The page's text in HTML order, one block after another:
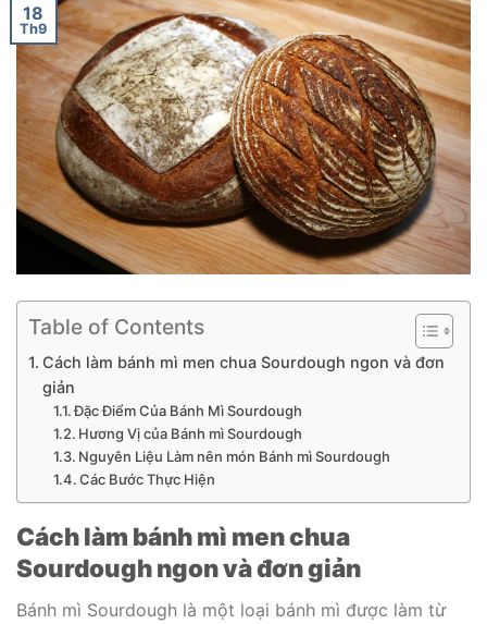
18
Th9
Table of Contents
Cách làm bánh mì men chua Sourdough ngon và đơn
giản
Đặc Điểm Của Bánh Mì Sourdough
Hương Vị của Bánh mì Sourdough
Nguyên Liệu Làm nên món Bánh mì Sourdough
Các Bước Thực Hiện
Cách làm bánh mì men chua
Sourdough ngon và đơn giản
Bánh mì Sourdough là một loại bánh mì được làm từ